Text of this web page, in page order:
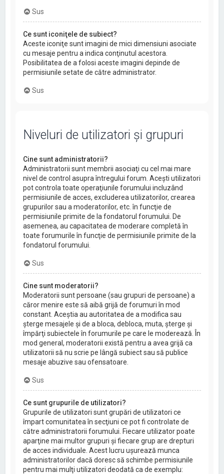
Sus
Ce sunt iconiţele de subiect?
Aceste iconiţe sunt imagini de mici dimensiuni asociate
cu mesaje pentru a indica conţinutul acestora.
Posibilitatea de a folosi aceste imagini depinde de
permisiunile setate de către administrator.
Sus
Niveluri de utilizatori şi grupuri
Cine sunt administratorii?
Administratorii sunt membrii asociaţi cu cel mai mare
nivel de control asupra întregului forum. Aceşti utilizatori
pot controla toate operaţiunile forumului incluzând
permisiunile de acces, excluderea utilizatorilor, crearea
grupurilor sau a moderatorilor, etc. în funcţie de
permisiunile primite de la fondatorul forumului. De
asemenea, au capacitatea de moderare completă în
toate forumurile în funcţie de permisiunile primite de la
fondatorul forumului.
Sus
Cine sunt moderatorii?
Moderatorii sunt persoane (sau grupuri de persoane) a
căror menire este să aibă grijă de forumuri în mod
constant. Aceştia au autoritatea de a modifica sau
şterge mesajele şi de a bloca, debloca, muta, şterge şi
împărţi subiectele în forumurile pe care le moderează. În
mod general, moderatorii există pentru a avea grijă ca
utilizatorii să nu scrie pe lângă subiect sau să publice
mesaje abuzive sau ofensatoare.
Sus
Ce sunt grupurile de utilizatori?
Grupurile de utilizatori sunt grupări de utilizatori ce
împart comunitatea în secţiuni ce pot fi controlate de
către administratorii forumului. Fiecare utilizator poate
aparţine mai multor grupuri şi fiecare grup are drepturi
de acces individuale. Acest lucru uşurează munca
administratorilor dacă doresc să schimbe permisiunile
pentru mai mulţi utilizatori deodată ca de exemplu: